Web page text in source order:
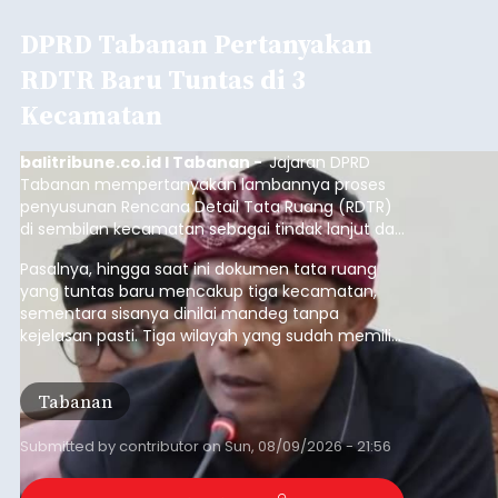
DPRD Tabanan Pertanyakan
RDTR Baru Tuntas di 3
Kecamatan
balitribune.co.id I Tabanan -Jajaran DPRD
Tabanan mempertanyakan lambannya proses
penyusunan Rencana Detail Tata Ruang (RDTR)
di sembilan kecamatan sebagai tindak lanjut dari
pelaksanaan RTRW.
Pasalnya, hingga saat ini dokumen tata ruang
yang tuntas baru mencakup tiga kecamatan,
sementara sisanya dinilai mandeg tanpa
kejelasan pasti. Tiga wilayah yang sudah memiliki
RDTR tersebut meliputi Kecamatan Kediri,
Tabanan, dan Selemadeg Barat.
Tabanan
Submitted bycontributoronSun, 08/09/2026 - 21:56